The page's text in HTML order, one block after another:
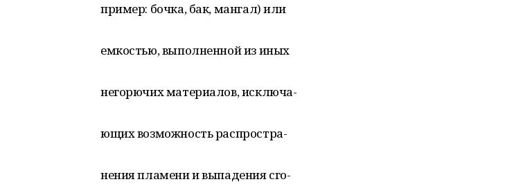
пример: бочка, бак, мангал) или
емкостью, выполненной из иных
негорючих материалов, исключа-
ющих возможность распростра-
нения пламени и выпадения сго-